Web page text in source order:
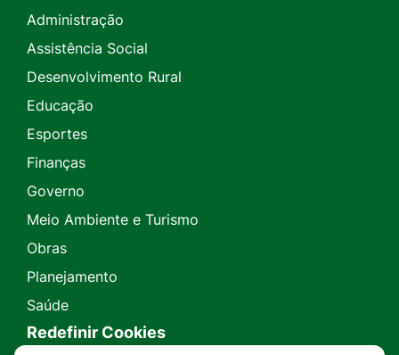
Administração
Assistência Social
Desenvolvimento Rural
Educação
Esportes
Finanças
Governo
Meio Ambiente e Turismo
Obras
Planejamento
Saúde
Redefinir Cookies